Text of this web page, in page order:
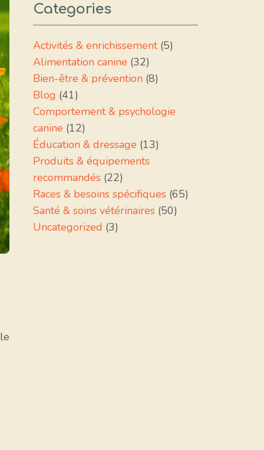
Categories
Activités & enrichissement(5)
Alimentation canine (32)
Bien-être & prévention (8)
Blog (41)
Comportement & psychologie
canine (12)
Éducation & dressage (13)
Produits & équipements
recommandés (22)
Races & besoins spécifiques (65)
Santé & soins vétérinaires (50)
Uncategorized (3)